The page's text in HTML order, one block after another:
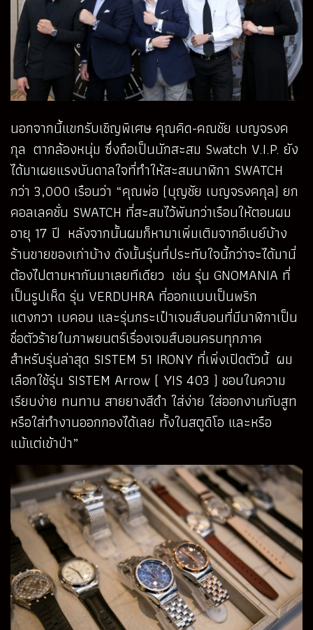
นอกจากนี้แขกรับเชิญพิเศษ คุณคิด-คณชัย เบญจรงค
กุล ตากล้องหนุ่ม ซึ่งถือเป็นนักสะสม Swatch V.I.P. ยัง
ได้มาเผยแรงบันดาลใจที่ทำให้สะสมนาฬิกา SWATCH
กว่า 3,000 เรือนว่า “คุณพ่อ (บุญชัย เบญจรงคกุล) ยก
คอลเลคชั่น SWATCH ที่สะสมไว้พันกว่าเรือนให้ตอนผม
อายุ 17 ปี หลังจากนั้นผมก็หามาเพิ่มเติมจากอีเบย์บ้าง
ร้านขายของเก่าบ้าง ดังนั้นรุ่นที่ประทับใจนี้กว่าจะได้มานี่
ต้องไปตามหากันมาเลยทีเดียว เช่น รุ่น GNOMANIA ที่
เป็นรูปเห็ด รุ่น VERDUHRA ที่ออกแบบเป็นพริก
แตงกวา เบคอน และรุ่นกระเป๋าเจมส์บอนที่มีนาฬิกาเป็น
ชื่อตัวร้ายในภาพยนตร์เรื่องเจมส์บอนครบทุกภาค
สำหรับรุ่นล่าสุด SISTEM 51 IRONY ที่เพิ่งเปิดตัวนี้ ผม
เลือกใช้รุ่น SISTEM Arrow ( YIS 403 ) ชอบในความ
เรียบง่าย ทนทาน สายยางสีดำ ใส่ง่าย ใส่ออกงานกับสูท
หรือใส่ทำงานออกกองได้เลย ทั้งในสตูดิโอ และหรือ
แม้แต่เข้าป่า”